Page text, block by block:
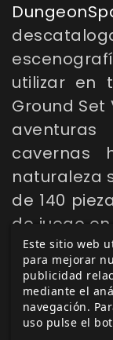
utilizar en
Ground Set
cavernas
naturaleza
de 140
de juego
Este sitio web
para mejorar
publicidad
mediante el
navegación.
uso pulse el